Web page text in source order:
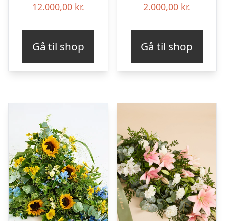
12.000,00 kr.
Gå til shop
2.000,00 kr.
Gå til shop